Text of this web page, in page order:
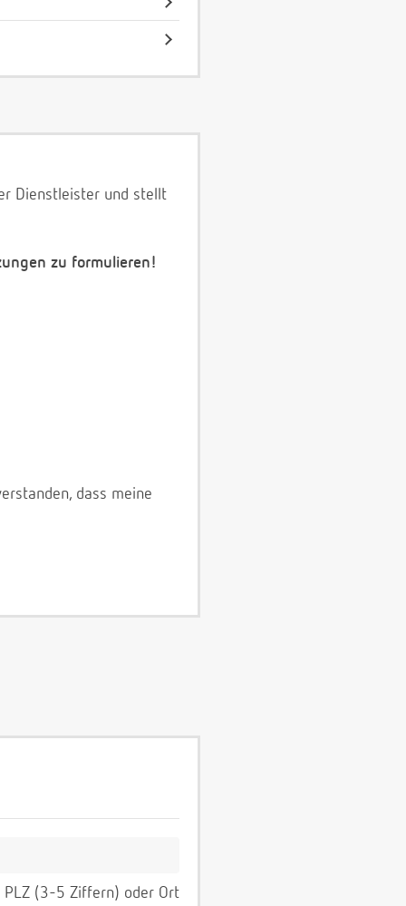
Dienstleister und stellt
zu formulieren!
dass meine
PLZ (3-5 Ziffern) oder Ort